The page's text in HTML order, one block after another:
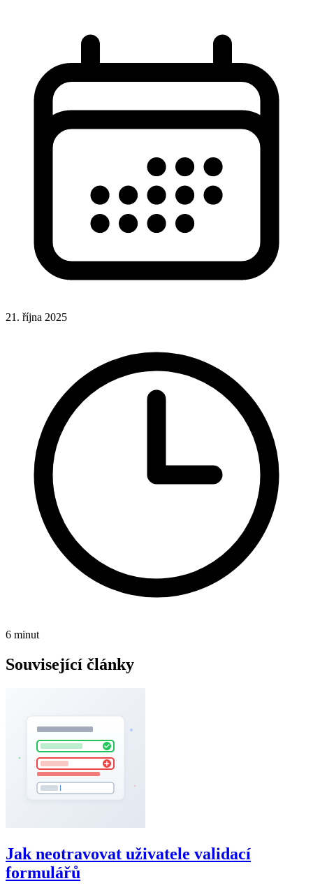
21. října 2025
6 minut
Související články
Jak neotravovat uživatele validací
formulářů